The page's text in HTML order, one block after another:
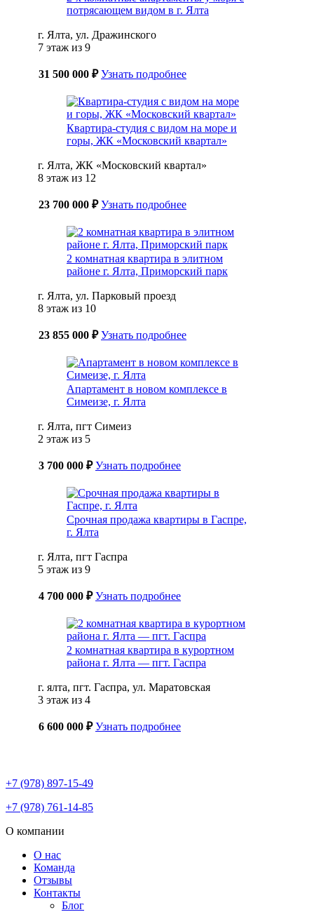
потрясающем видом в г. Ялта
г. Ялта, ул. Дражинского
7 этаж из 9
31 500 000 ₽ Узнать подробнее
Квартира-студия с видом на море и
горы, ЖК «Московский квартал»
г. Ялта, ЖК «Московский квартал»
8 этаж из 12
23 700 000 ₽ Узнать подробнее
2 комнатная квартира в элитном
районе г. Ялта, Приморский парк
г. Ялта, ул. Парковый проезд
8 этаж из 10
23 855 000 ₽ Узнать подробнее
Апартамент в новом комплексе в
Симеизе, г. Ялта
г. Ялта, пгт Симеиз
2 этаж из 5
3 700 000 ₽ Узнать подробнее
Срочная продажа квартиры в Гаспре,
г. Ялта
г. Ялта, пгт Гаспра
5 этаж из 9
4 700 000 ₽ Узнать подробнее
2 комнатная квартира в курортном
района г. Ялта — пгт. Гаспра
г. ялта, пгт. Гаспра, ул. Маратовская
3 этаж из 4
6 600 000 ₽ Узнать подробнее
+7 (978) 897-15-49
+7 (978) 761-14-85
О компании
О нас
Команда
Отзывы
Контакты
Блог